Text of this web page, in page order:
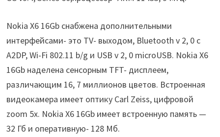
Nokia X6 16Gb снабжена дополнительными
интерфейсами- это TV- выходом, Bluetooth v 2, 0 с
A2DP, Wi-Fi 802.11 b/g и USB v 2, 0 microUSB. Nokia X6
16Gb наделена сенсорным TFT- дисплеем,
различающим 16, 7 миллионов цветов. Встроенная
видеокамера имеет оптику Carl Zeiss, цифровой
zоom 5х. Nokia X6 16Gb имеет встроенную память —
32 Гб и оперативную- 128 Мб.